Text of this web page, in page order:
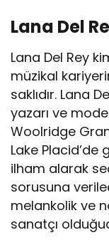
Lana Del
Lana Del Rey
müzikal
saklıdır. Lana
yazarı ve
Woolridge
Lake Placid’de
ilham alarak
sorusuna
melankolik ve
sanatçı